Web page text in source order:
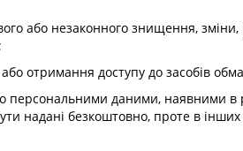
або незаконного знищення,
отримання доступу до засобів
персональними даними, наявними в
надані безкоштовно, проте в